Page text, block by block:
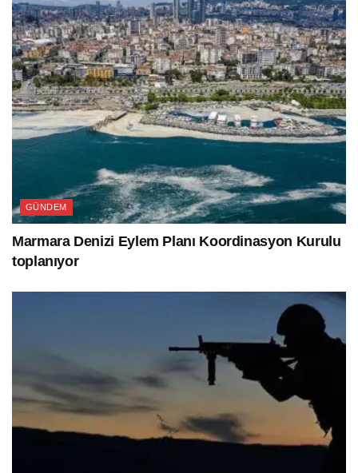
GÜNDEM
Marmara Denizi Eylem Planı Koordinasyon Kurulu
toplanıyor